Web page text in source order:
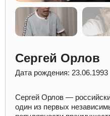
Сергей Орлов
Дата рождения: 23.06.1993
Сергей Орлов —
один из первых